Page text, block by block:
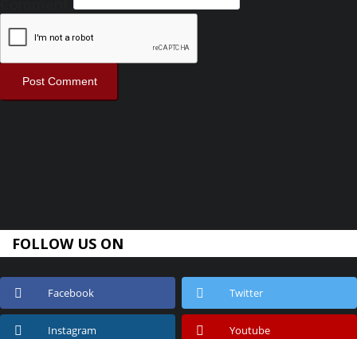
Post Comment
FOLLOW US ON
Facebook Twitter
Instagram Youtube